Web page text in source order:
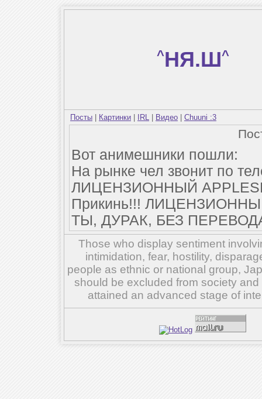
^НЯ.Ш^
Посты Картинки IRL Видео Chuuni :3
Вот анимешники пошли:
На рынке чел звонит по
ЛИЦЕНЗИОННЫЙ
Прикинь!!!
ТЫ, ДУРАК, БЕЗ
Those who display sentiment
intimidation, fear, hostility,
people as ethnic or national group,
should be excluded from society
attained an advanced stage of